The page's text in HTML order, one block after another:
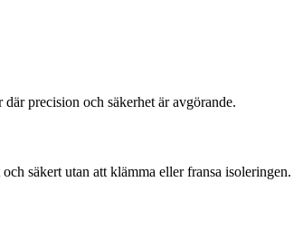
precision och säkerhet är avgörande.
säkert utan att klämma eller fransa isoleringen.